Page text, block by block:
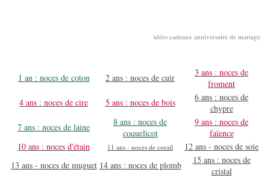
idées cadeaux anniversaire de mariage
1 an : noces de coton 2 ans : noces de cuir
3 ans : noces de
froment
4 ans : noces de cire
5 ans : noces de bois
6 ans : noces de
chypre
7 ans : noces de laine
8 ans : noces de
coquelicot
9 ans : noces de
faïence
10 ans : noces d'étain 11 ans - noces de corail
12 ans - noces de soie
13 ans - noces de muguet 14 ans : noces de plomb
15 ans : noces de
cristal